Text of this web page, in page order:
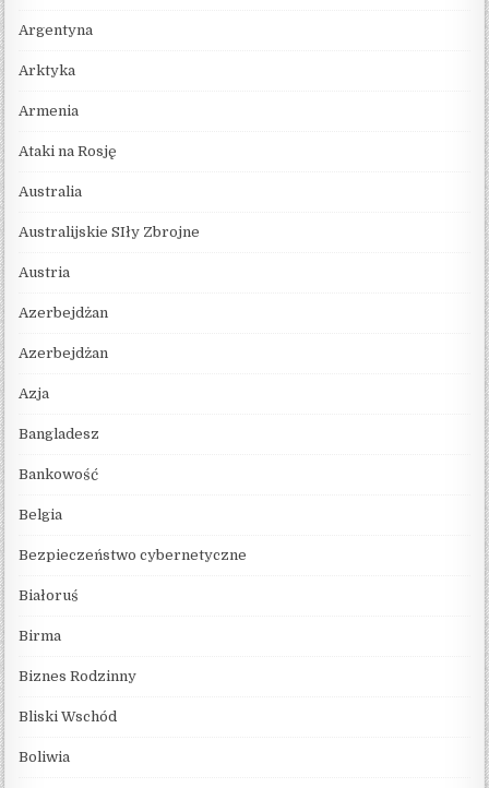
Argentyna
Arktyka
Armenia
Ataki na Rosję
Australia
Australijskie SIły Zbrojne
Austria
Azerbejdżan
Azerbejdżan
Azja
Bangladesz
Bankowość
Belgia
Bezpieczeństwo cybernetyczne
Białoruś
Birma
Biznes Rodzinny
Bliski Wschód
Boliwia